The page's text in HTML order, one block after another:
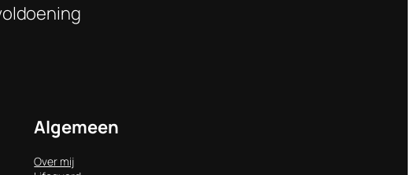
Algemeen
Over mij